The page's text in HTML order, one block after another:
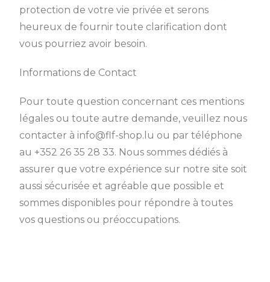
protection de votre vie privée et serons
heureux de fournir toute clarification dont
vous pourriez avoir besoin.
Informations de Contact
Pour toute question concernant ces mentions
légales ou toute autre demande, veuillez nous
contacter à info@flf-shop.lu ou par téléphone
au +352 26 35 28 33. Nous sommes dédiés à
assurer que votre expérience sur notre site soit
aussi sécurisée et agréable que possible et
sommes disponibles pour répondre à toutes
vos questions ou préoccupations.